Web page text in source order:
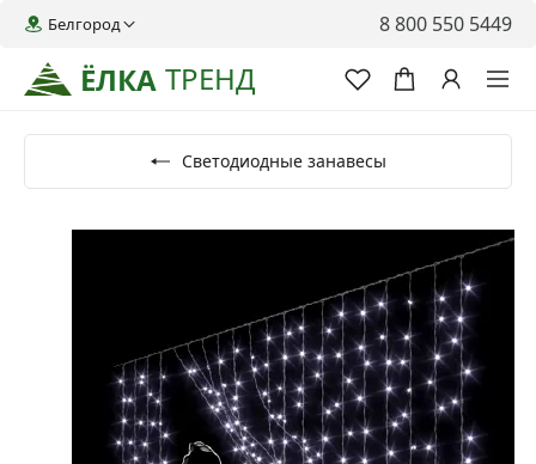
ЁЛКА ТРЕНД
Белгород 8 800 550 5449
Светодиодные занавесы